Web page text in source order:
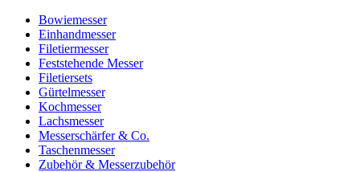
Bowiemesser
Einhandmesser
Filetiermesser
Feststehende Messer
Filetiersets
Gürtelmesser
Kochmesser
Lachsmesser
Messerschärfer & Co.
Taschenmesser
Zubehör & Messerzubehör